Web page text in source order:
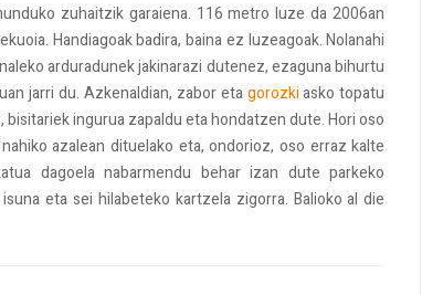
zuhaitzik garaiena. 116 metro luze da 2006an
Handiagoak badira, baina ez luzeagoak. Nolanahi
arduradunek jakinarazi dutenez, ezaguna bihurtu
jarri du. Azkenaldian, zabor etagorozkiasko topatu
ingurua zapaldu eta hondatzen dute. Hori oso
nahiko azalean dituelako eta, ondorioz, oso erraz kalte
dagoela nabarmendu behar izan dute parkeko
eta sei hilabeteko kartzela zigorra. Balioko al die